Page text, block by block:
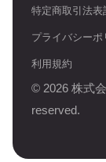
特定商取引法表
プライバシーポ
利用規約
© 2026 株式
reserved.